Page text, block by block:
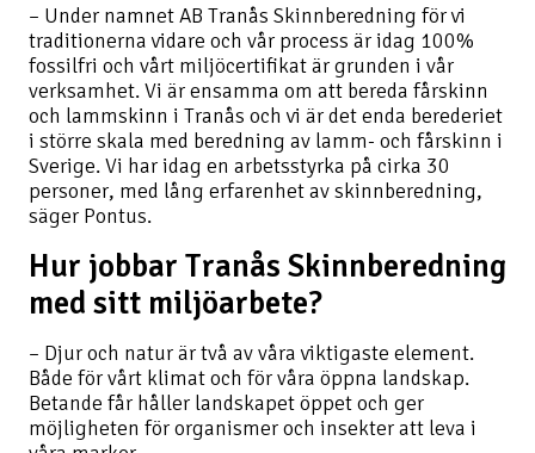
– Under namnet AB Tranås Skinnberedning för vi
traditionerna vidare och vår process är idag 100%
fossilfri och vårt miljöcertifikat är grunden i vår
verksamhet. Vi är ensamma om att bereda fårskinn
och lammskinn i Tranås och vi är det enda berederiet
i större skala med beredning av lamm- och fårskinn i
Sverige. Vi har idag en arbetsstyrka på cirka 30
personer, med lång erfarenhet av skinnberedning,
säger Pontus.
Hur jobbar Tranås Skinnberedning
med sitt miljöarbete?
– Djur och natur är två av våra viktigaste element.
Både för vårt klimat och för våra öppna landskap.
Betande får håller landskapet öppet och ger
möjligheten för organismer och insekter att leva i